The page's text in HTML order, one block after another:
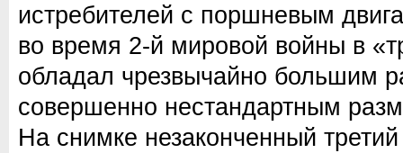
истребителей с поршневым
во время 2-й мировой войны в
обладал чрезвычайно большим
совершенно нестандартным
На снимке незаконченный